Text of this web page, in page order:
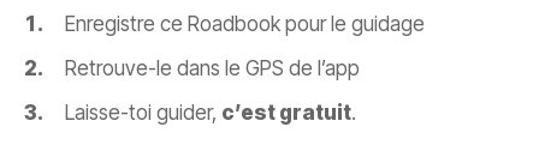
Enregistre ce Roadbook pour le guidage
Retrouve-le dans le GPS de l’app
Laisse-toi guider, c’est gratuit.